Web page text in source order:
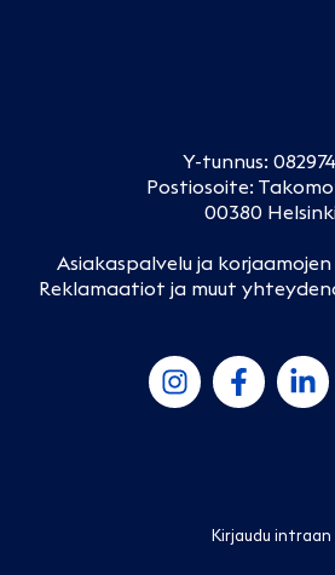
Y-tunnus:
Postiosoite:
00380
Asiakaspalvelu ja
Reklamaatiot ja muut
Kirjaudu intraan